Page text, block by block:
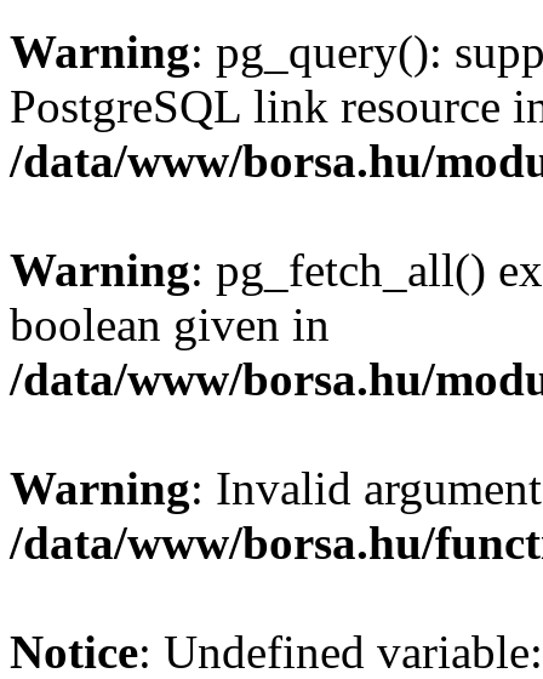
Warning: pg_query():
PostgreSQL link resource
/data/www/borsa.hu/
Warning: pg_fetch_all()
boolean given in
/data/www/borsa.hu/
Warning: Invalid
/data/www/borsa.hu/
Notice: Undefined